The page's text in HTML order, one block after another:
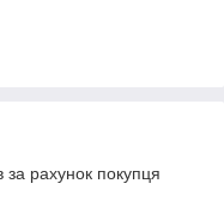
рахунок покупця